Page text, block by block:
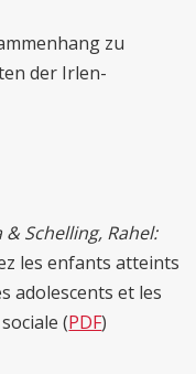
zu
der Irlen-
Schelling, Rahel:
les enfants atteints
adolescents et les
(PDF)